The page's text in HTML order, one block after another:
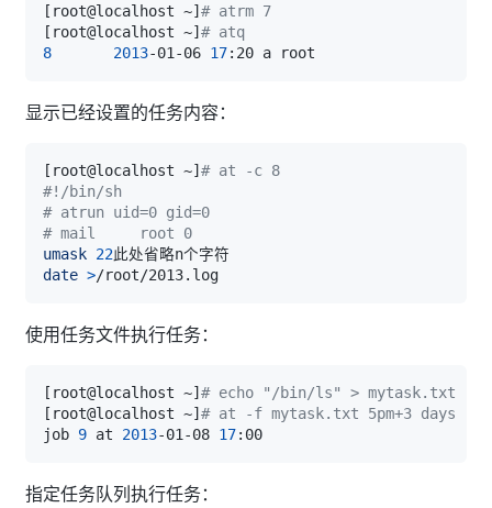
[ root@localhost ~] # atrm 7
[ root@localhost ~] # atq
8
2013-01-06 17
显示已经设置的任务内容：
[ root@localhost ~] # at -c 8
#!/bin/sh
# atrun uid=0 gid=0
# mail     root 0
umask 22
date >
使用任务文件执行任务：
[ root@localhost ~] # echo "/bin/ls" > mytask.txt
[ root@localhost ~] # at -f mytask.txt 5pm+3 days
job 9 at 2013-01-08 17
指定任务队列执行任务：